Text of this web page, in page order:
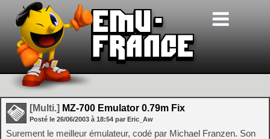
[Multi.] MZ-700 Emulator 0.79m Fix
Posté le 26/06/2003 à 18:54 par Eric_Aw
Surement le meilleur émulateur, codé par Michael Franzen. Son